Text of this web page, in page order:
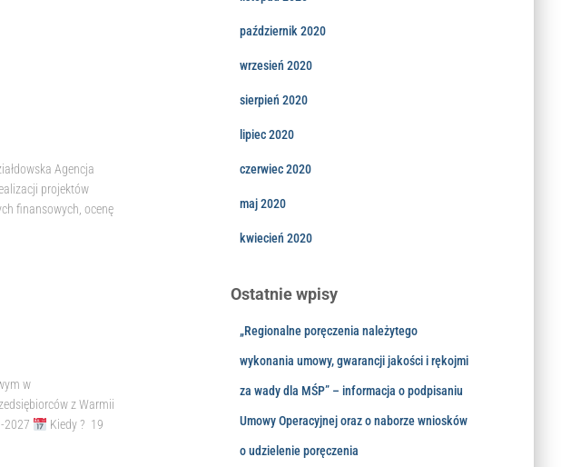
Agencja
projektów
finansowych, ocenę
w
z Warmii
2027
Kiedy ? 19
październik 2020
wrzesień 2020
sierpień 2020
lipiec 2020
czerwiec 2020
maj 2020
kwiecień 2020
Ostatnie wpisy
„Regionalne poręczenia należytego
wykonania umowy, gwarancji jakości i rękojmi
za wady dla MŚP” – informacja o podpisaniu
Umowy Operacyjnej oraz o naborze wniosków
o udzielenie poręczenia